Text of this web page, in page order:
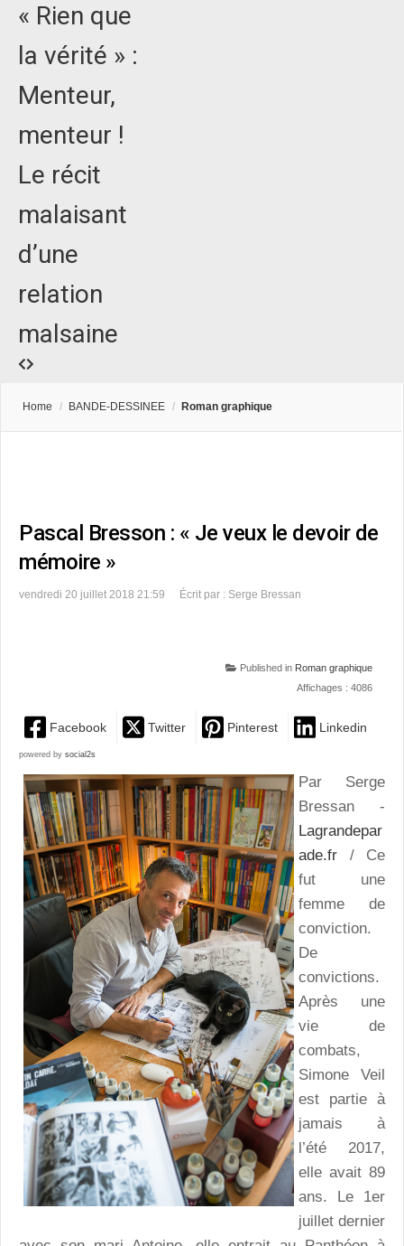
« Rien que
la vérité » :
Menteur,
menteur !
Le récit
malaisant
d’une
relation
malsaine
Home / BANDE-DESSINEE / Roman graphique
Pascal Bresson : « Je veux le devoir de
mémoire »
vendredi 20 juillet 2018 21:59 Écrit par : Serge Bressan
Published in Roman graphique
Affichages : 4086
Facebook Twitter Pinterest Linkedin
powered by social2s
Par Serge
Bressan -
Lagrandepar
ade.fr / Ce
fut une
femme de
conviction.
De
convictions.
Après une
vie de
combats,
Simone Veil
est partie à
jamais à
l’été 2017,
elle avait 89
ans. Le 1er
juillet dernier